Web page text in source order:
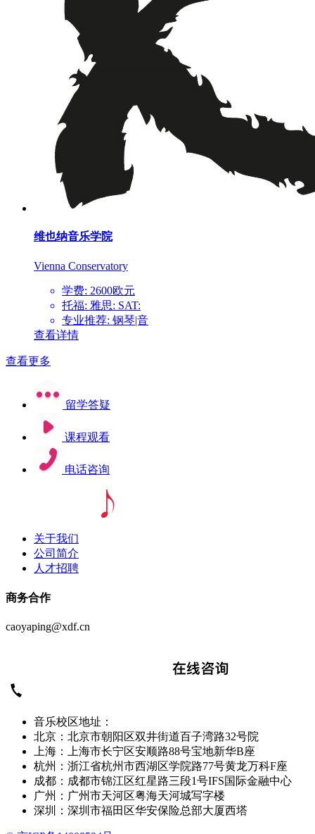
维也纳音乐学院
Vienna Conservatory
学费: 2600欧元
托福: 雅思: SAT:
专业推荐: 钢琴|音
查看详情
查看更多
留学答疑
课程观看
电话咨询
关于我们
公司简介
人才招聘
商务合作
caoyaping@xdf.cn
音乐校区地址：
北京：北京市朝阳区双井街道百子湾路32号院
上海：上海市长宁区安顺路88号宝地新华B座
杭州：浙江省杭州市西湖区学院路77号黄龙万科F座
成都：成都市锦江区红星路三段1号IFS国际金融中心
广州：广州市天河区粤海天河城写字楼
深圳：深圳市福田区华安保险总部大厦西塔